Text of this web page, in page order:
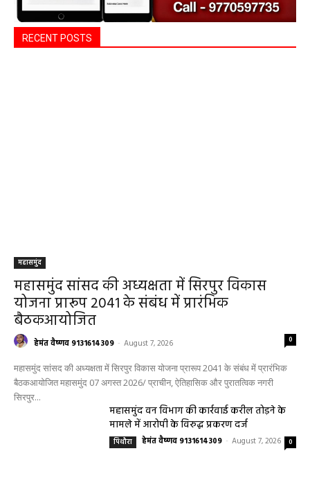
RECENT POSTS
महासमुंद
महासमुंद सांसद की अध्यक्षता में सिरपुर विकास
योजना प्रारूप 2041 के संबंध में प्रारंभिक
बैठकआयोजित
हेमंत वैष्णव 9131614309 - August 7, 2026 0
महासमुंद सांसद की अध्यक्षता में सिरपुर विकास योजना प्रारूप 2041 के संबंध में प्रारंभिक
बैठकआयोजित महासमुंद 07 अगस्त 2026/ प्राचीन, ऐतिहासिक और पुरातत्विक नगरी
सिरपुर...
महासमुंद वन विभाग की कार्रवाई करील तोड़ने के
मामले में आरोपी के विरुद्ध प्रकरण दर्ज
पिथौरा हेमंत वैष्णव 9131614309 - August 7, 2026 0